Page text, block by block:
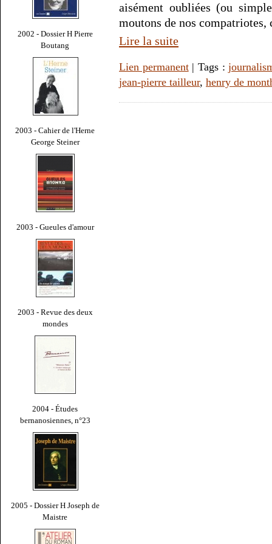
2002 - Dossier H Pierre
Boutang
2003 - Cahier de l'Herne
George Steiner
2003 - Gueules d'amour
2003 - Revue des deux
mondes
2004 - Études
bernanosiennes, n°23
2005 - Dossier H Joseph de
Maistre
aisément oubliées (ou
moutons de nos
Lire la suite
Lien permanent| Tags :
jean-pierre tailleur, henry de